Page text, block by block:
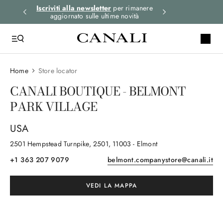
Iscriviti alla newsletter per rimanere
aggiornato sulle ultime novità
Home Store locator
CANALI BOUTIQUE - BELMONT
PARK VILLAGE
USA
2501 Hempstead Turnpike, 2501, 11003 - Elmont
+1 363 207 9079
belmont.companystore@canali.it
VEDI LA MAPPA